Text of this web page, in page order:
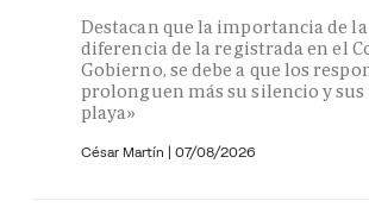
Destacan que la importancia de
diferencia de la registrada en el
Gobierno, se debe a que los
prolonguen más su silencio y sus
playa»
César Martín | 07/08/2026